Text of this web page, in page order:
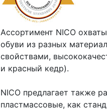
Ассортимент NICO
обуви из разных
свойствами,
и красный кедр).
NICO предлагает также
пластмассовые, как